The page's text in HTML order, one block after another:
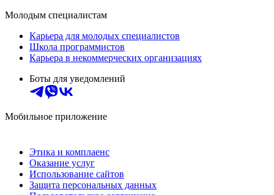
Молодым специалистам
Карьера для молодых специалистов
Школа программистов
Карьера в некоммерческих организациях
Боты для уведомлений
Мобильное приложение
Этика и комплаенс
Оказание услуг
Использование сайтов
Защита персональных данных